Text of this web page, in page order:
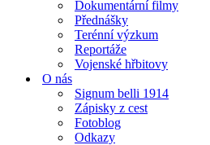
Dokumentární filmy
Přednášky
Terénní výzkum
Reportáže
Vojenské hřbitovy
O nás
Signum belli 1914
Zápisky z cest
Fotoblog
Odkazy